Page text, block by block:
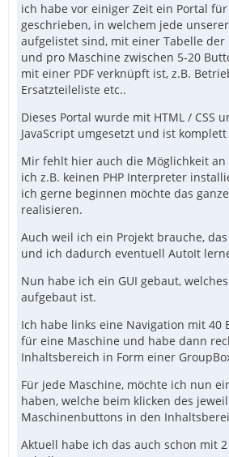
ich habe vor einiger Zeit ein Portal
geschrieben, in welchem jede
aufgelistet sind, mit einer Tabelle der
und pro Maschine zwischen 5-20
mit einer PDF verknüpft ist, z.B.
Ersatzteileliste etc..
Dieses Portal wurde mit HTML / CSS
JavaScript umgesetzt und ist
Mir fehlt hier auch die Möglichkeit an
ich z.B. keinen PHP Interpreter
ich gerne beginnen möchte das
realisieren.
Auch weil ich ein Projekt brauche,
und ich dadurch eventuell AutoIt
Nun habe ich ein GUI gebaut,
aufgebaut ist.
Ich habe links eine Navigation mit 40
für eine Maschine und habe dann
Inhaltsbereich in Form einer
Für jede Maschine, möchte ich nun
haben, welche beim klicken des
Maschinenbuttons in den
Aktuell habe ich das auch schon mit